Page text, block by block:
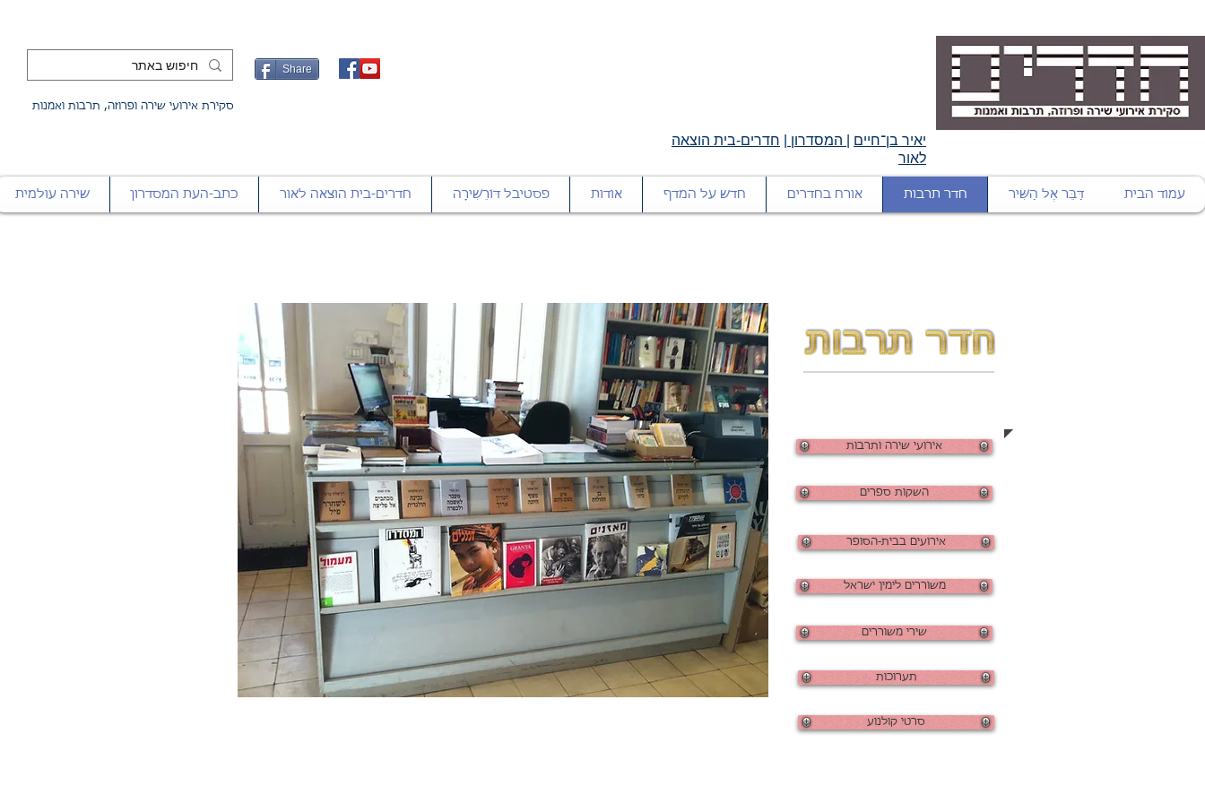
Share
סקירת אירועי שירה ופרוזה, תרבות ואמנות
יאיר בן־חיים המסדרון
חדרים-בית הוצאה
לאור
עמוד הבית דַּבֵּר אֶל הַשִּׁיר חדר תרבות אורח בחדרים חדש על המדף אודות פסטיבל דּוֹרֵשִׁירָה חדרים-בית הוצאה לאור כתב-העת המסדרון שירה עולמית
אירועי שירה ותרבות
השקות ספרים
אירועים בבית-הסופר
משוררים לימין ישראל
שירי משוררים
תערוכות
סרטי קולנוע